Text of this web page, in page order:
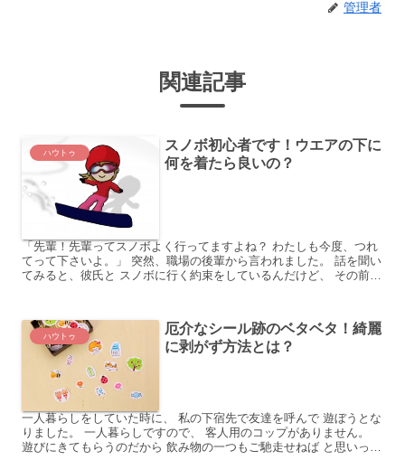
管理者
関連記事
ハウトゥ
スノボ初心者です！ウエアの下に
何を着たら良いの？
「先輩！先輩ってスノボよく行ってますよね？ わたしも今度、つれ
てって下さいよ。」 突然、職場の後輩から言われました。 話を聞い
てみると、彼氏と スノボに行く約束をしているんだけど、 その前に
ハウトゥ
厄介なシール跡のベタベタ！綺麗
に剥がず方法とは？
一人暮らしをしていた時に、 私の下宿先で友達を呼んで 遊ぼうとな
りました。 一人暮らしですので、 客人用のコップがありません。
遊びにきてもらうのだから 飲み物の一つもご馳走せねば と思いった